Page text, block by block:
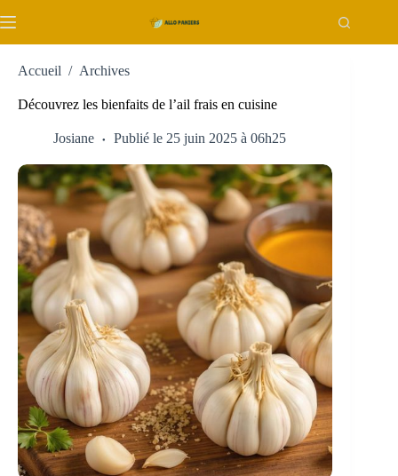
au
Accueil / Archives
Découvrez les bienfaits de l’ail frais en cuisine
Josiane Publié le 25 juin 2025 à 06h25